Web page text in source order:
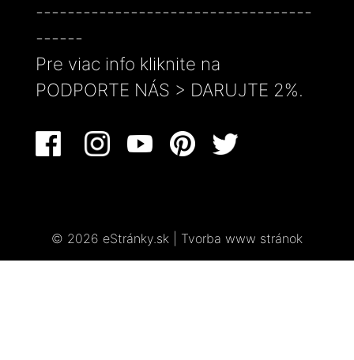
-----------------------------------
------
Pre viac info kliknite na
PODPORTE NÁS > DARUJTE 2%.
© 2026 eStránky.sk Tvorba www stránok